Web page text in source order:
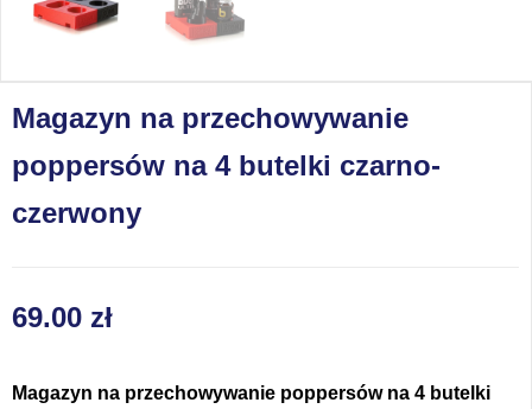
Magazyn na przechowywanie
poppersów na 4 butelki czarno-
czerwony
69.00 zł
Magazyn na przechowywanie poppersów na 4 butelki